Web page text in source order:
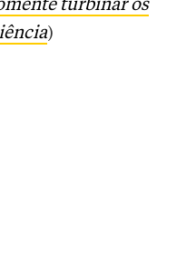
turbinar os
)